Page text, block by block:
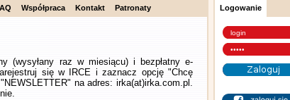
Współpraca Kontakt Patronaty
(wysyłany raz w miesiącu) i bezpłatny e-
się w IRCE i zaznacz opcję "Chcę
na adres: irka(at)irka.com.pl.
Logowanie